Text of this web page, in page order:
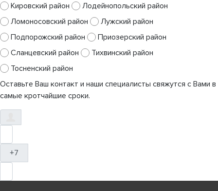
Кировский район
Лодейнопольский район
Ломоносовский район
Лужский район
Подпорожский район
Приозерский район
Сланцевский район
Тихвинский район
Тосненский район
Оставьте Ваш контакт и наши специалисты свяжутся с Вами в
самые кротчайшие сроки.
+7